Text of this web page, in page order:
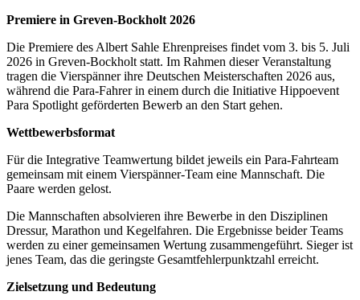
Premiere in Greven-Bockholt 2026
Die Premiere des Albert Sahle Ehrenpreises findet vom 3. bis 5. Juli
2026 in Greven-Bockholt statt. Im Rahmen dieser Veranstaltung
tragen die Vierspänner ihre Deutschen Meisterschaften 2026 aus,
während die Para-Fahrer in einem durch die Initiative Hippoevent
Para Spotlight geförderten Bewerb an den Start gehen.
Wettbewerbsformat
Für die Integrative Teamwertung bildet jeweils ein Para-Fahrteam
gemeinsam mit einem Vierspänner-Team eine Mannschaft. Die
Paare werden gelost.
Die Mannschaften absolvieren ihre Bewerbe in den Disziplinen
Dressur, Marathon und Kegelfahren. Die Ergebnisse beider Teams
werden zu einer gemeinsamen Wertung zusammengeführt. Sieger ist
jenes Team, das die geringste Gesamtfehlerpunktzahl erreicht.
Zielsetzung und Bedeutung